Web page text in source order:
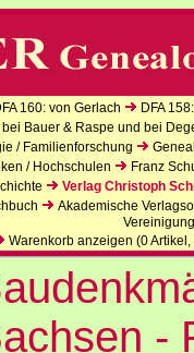
160: von Gerlach DFA
Bauer & Raspe und bei
/ Familienforschung
/ Hochschulen Franz
Verlag Christoph
Akademische
Vereinigung
Warenkorb anzeigen (0Artikel,
-